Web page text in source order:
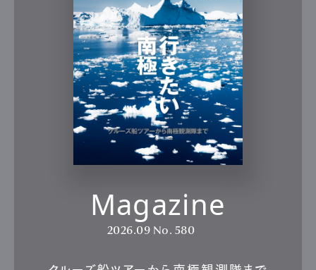
Magazine
2026.09 No. 580